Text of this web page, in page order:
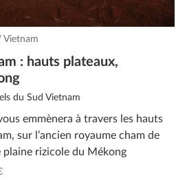
Vietnam
: hauts plateaux,
du Sud Vietnam
emmènera à travers les hauts
sur l’ancien royaume cham de
plaine rizicole du Mékong